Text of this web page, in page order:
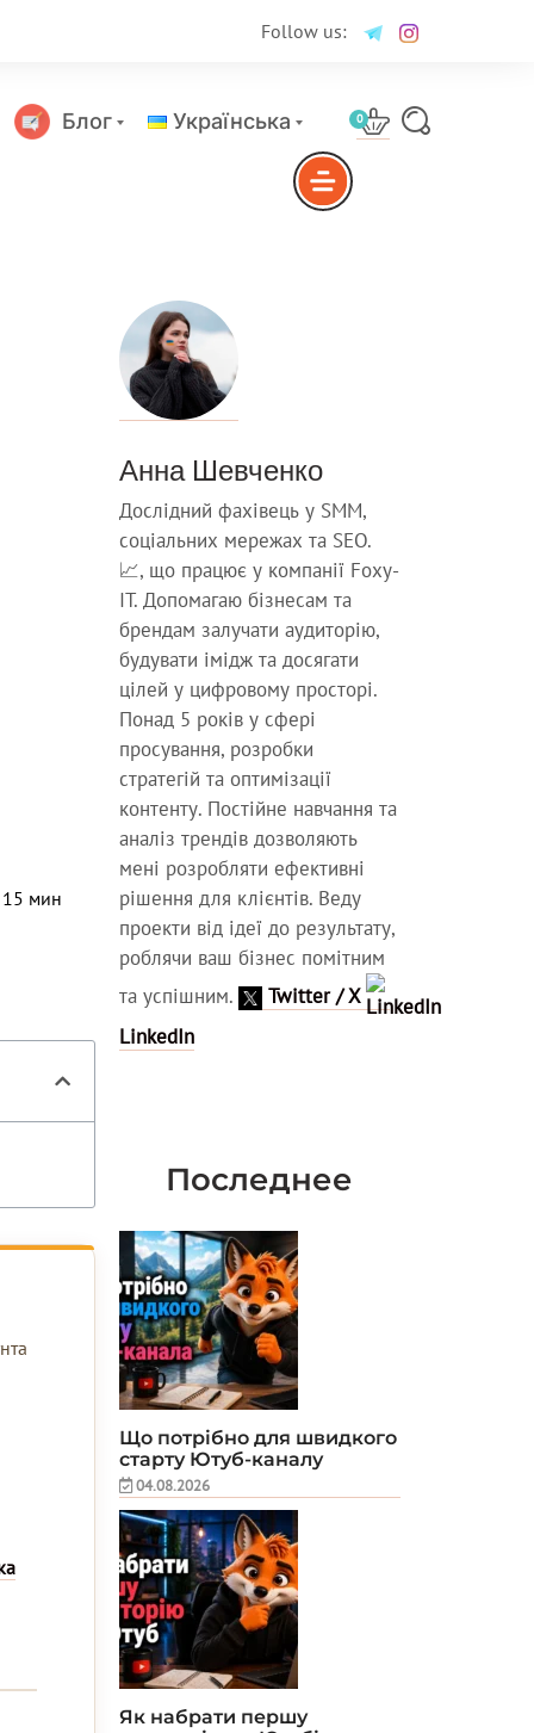
Follow us:
Блог Українська 0
15 мин
Анна Шевченко
Дослідний фахівець у SMM,
соціальних мережах та SEO.
📈, що працює у компанії Foxy-
IT. Допомагаю бізнесам та
брендам залучати аудиторію,
будувати імідж та досягати
цілей у цифровому просторі.
Понад 5 років у сфері
просування, розробки
стратегій та оптимізації
контенту. Постійне навчання та
аналіз трендів дозволяють
мені розробляти ефективні
рішення для клієнтів. Веду
проекти від ідеї до результату,
роблячи ваш бізнес помітним
та успішним.
Twitter / X
LinkedIn
Последнее
Що потрібно для швидкого
старту Ютуб-каналу
04.08.2026
Як набрати першу